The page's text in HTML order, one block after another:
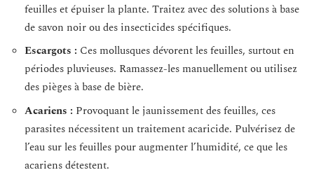
feuilles et épuiser la plante. Traitez avec des solutions à base
de savon noir ou des insecticides spécifiques.
Escargots : Ces mollusques dévorent les feuilles, surtout en
périodes pluvieuses. Ramassez-les manuellement ou utilisez
des pièges à base de bière.
Acariens : Provoquant le jaunissement des feuilles, ces
parasites nécessitent un traitement acaricide. Pulvérisez de
l’eau sur les feuilles pour augmenter l’humidité, ce que les
acariens détestent.